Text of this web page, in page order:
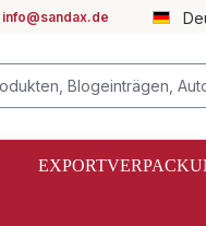
info@sandax.de